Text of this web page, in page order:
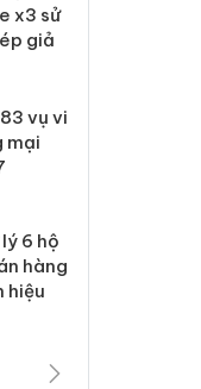
x3 sử
giả
vụ vi
mại
6 hộ
hàng
hiệu